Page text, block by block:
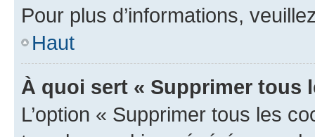
Pour plus d’informations,
Haut
À quoi sert « Supprimer tous
L’option « Supprimer tous les